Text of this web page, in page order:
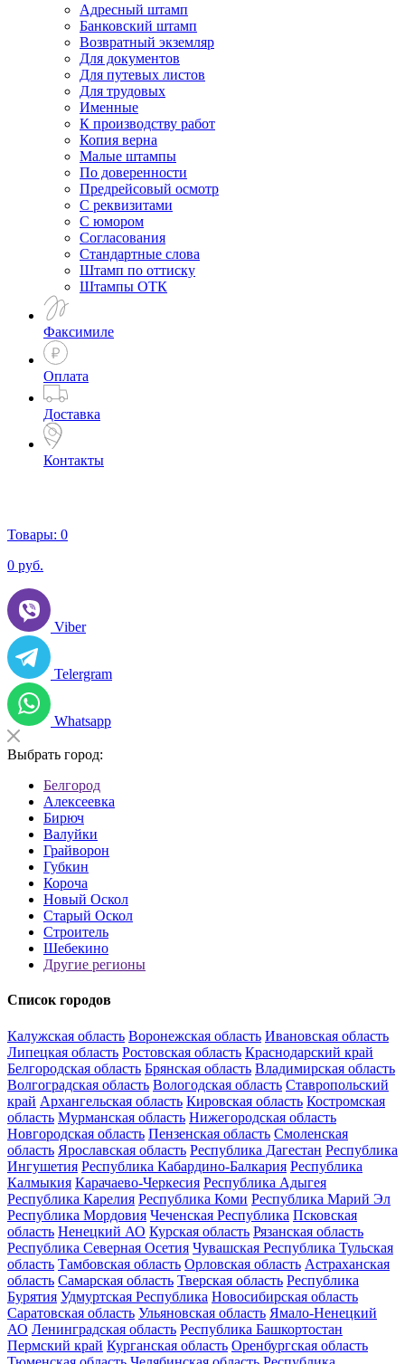
Адресный штамп
Банковский штамп
Возвратный экземляр
Для документов
Для путевых листов
Для трудовых
Именные
К производству работ
Копия верна
Малые штампы
По доверенности
Предрейсовый осмотр
С реквизитами
С юмором
Согласования
Стандартные слова
Штамп по оттиску
Штампы ОТК
Факсимиле
Оплата
Доставка
Контакты
Товары: 0
0 руб.
Viber
Telergram
Whatsapp
Выбрать город:
Белгород
Алексеевка
Бирюч
Валуйки
Грайворон
Губкин
Короча
Новый Оскол
Старый Оскол
Строитель
Шебекино
Другие регионы
Список городов
Калужская область Воронежская область Ивановская область
Липецкая область Ростовская область Краснодарский край
Белгородская область Брянская область Владимирская область
Волгоградская область Вологодская область Ставропольский
край Архангельская область Кировская область Костромская
область Мурманская область Нижегородская область
Новгородская область Пензенская область Смоленская
область Ярославская область Республика Дагестан Республика
Ингушетия Республика Кабардино-Балкария Республика
Калмыкия Карачаево-Черкесия Республика Адыгея
Республика Карелия Республика Коми Республика Марий Эл
Республика Мордовия Чеченская Республика Псковская
область Ненецкий АО Курская область Рязанская область
Республика Северная Осетия Чувашская Республика Тульская
область Тамбовская область Орловская область Астраханская
область Самарская область Тверская область Республика
Бурятия Удмуртская Республика Новосибирская область
Саратовская область Ульяновская область Ямало-Ненецкий
АО Ленинградская область Республика Башкортостан
Пермский край Курганская область Оренбургская область